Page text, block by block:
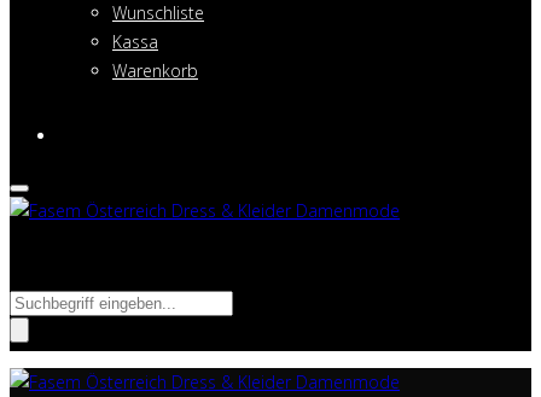
Wunschliste
Kassa
Warenkorb
Suche